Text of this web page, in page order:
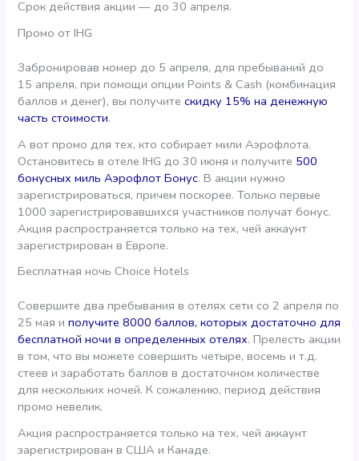
Срок действия акции — до 30 апреля.
Промо от IHG
Забронировав номер до 5 апреля, для пребываний до
15 апреля, при помощи опции Points & Cash (комбинация
баллов и денег), вы получитескидку 15% на денежную
часть стоимости.
А вот промо для тех, кто собирает мили Аэрофлота.
Остановитесь в отеле IHG до 30 июня и получите 500
бонусных миль Аэрофлот Бонус. В акции нужно
зарегистрироваться, причем поскорее. Только первые
1000 зарегистрировавшихся участников получат бонус.
Акция распространяется только на тех, чей аккаунт
зарегистрирован в Европе.
Бесплатная ночь Choice Hotels
Совершите два пребывания в отелях сети со 2 апреля по
25 мая иполучите 8000 баллов, которых достаточно для
бесплатной ночи в определенных отелях. Прелесть акции
в том, что вы можете совершить четыре, восемь и т.д.
стеев и заработать баллов в достаточном количестве
для нескольких ночей. К сожалению, период действия
промо невелик.
Акция распространяется только на тех, чей аккаунт
зарегистрирован в США и Канаде.